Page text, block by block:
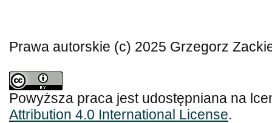
Prawa autorskie (c) 2025 Grzegorz
Powyższa praca jest udostępniana na
Attribution 4.0 International License.